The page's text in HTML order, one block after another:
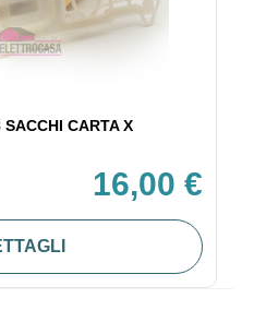
CARTA X
16,00 €